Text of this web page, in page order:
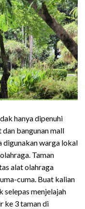
hanya dipenuhi
bangunan mall
digunakan warga lokal
Taman
alat olahraga
cuma. Buat kalian
selepas menjelajah
ke 3 taman di